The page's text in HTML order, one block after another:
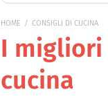
Secondi piatti
Piatti unici
Contorni
Formaggi
HOME CONSIGLI DI CUCINA
I
cucina